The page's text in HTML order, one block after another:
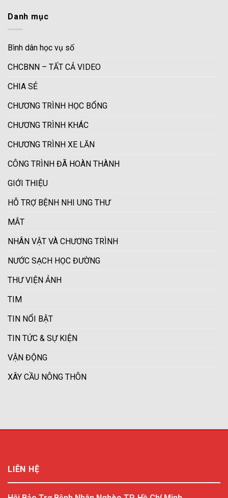
Danh mục
Bình dân học vụ số
CHCBNN – TẤT CẢ VIDEO
CHIA SẺ
CHƯƠNG TRÌNH HỌC BỔNG
CHƯƠNG TRÌNH KHÁC
CHƯƠNG TRÌNH XE LĂN
CÔNG TRÌNH ĐÃ HOÀN THÀNH
GIỚI THIỆU
HỖ TRỢ BỆNH NHI UNG THƯ
MẮT
NHÂN VẬT VÀ CHƯƠNG TRÌNH
NƯỚC SẠCH HỌC ĐƯỜNG
THƯ VIỆN ẢNH
TIM
TIN NỔI BẬT
TIN TỨC & SỰ KIỆN
VẬN ĐỘNG
XÂY CẦU NÔNG THÔN
LIÊN HỆ